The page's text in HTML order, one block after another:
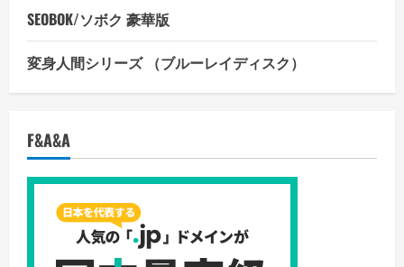
SEOBOK/ソボク 豪華版
変身人間シリーズ （ブルーレイディスク）
F&A&A